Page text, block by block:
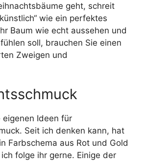
geht, schreit
wie ein perfektes
Baum wie echt aussehen und
soll, brauchen Sie einen
Zweigen und
Ideen für
Seit ich denken kann, hat
Farbschema aus Rot und Gold
folge ihr gerne. Einige der